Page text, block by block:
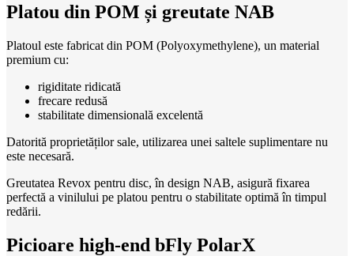
Platou din POM și greutate NAB
Platoul este fabricat din POM (Polyoxymethylene), un material
premium cu:
rigiditate ridicată
frecare redusă
stabilitate dimensională excelentă
Datorită proprietăților sale, utilizarea unei saltele suplimentare nu
este necesară.
Greutatea Revox pentru disc, în design NAB, asigură fixarea
perfectă a vinilului pe platou pentru o stabilitate optimă în timpul
redării.
Picioare high-end bFly PolarX